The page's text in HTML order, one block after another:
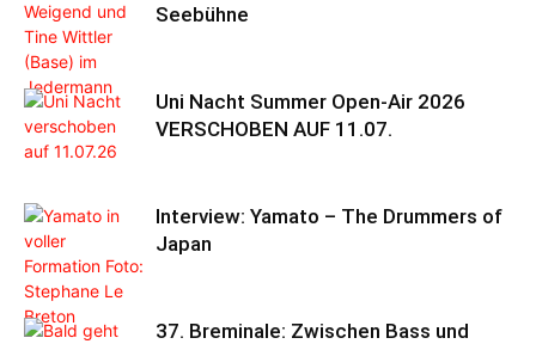
Seebühne
Uni Nacht Summer Open-Air 2026
VERSCHOBEN AUF 11.07.
Interview: Yamato – The Drummers of
Japan
37. Breminale: Zwischen Bass und